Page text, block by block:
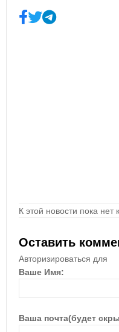
К этой новости пока нет
Оставить
Авторизироваться для
Ваше Имя:
Ваша почта(будет